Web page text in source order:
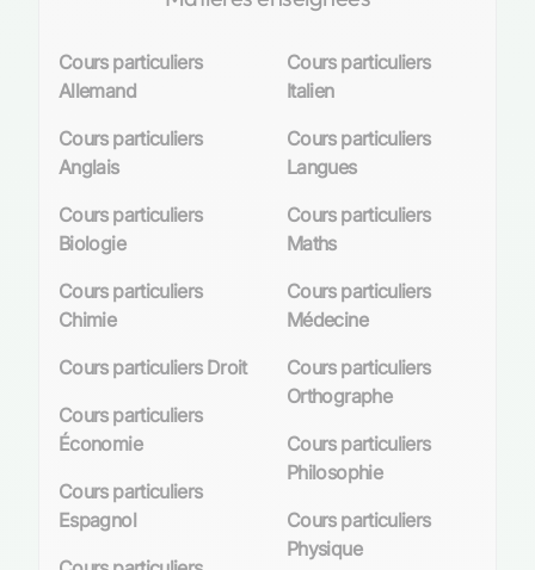
Cours particuliers
Allemand
Cours particuliers
Anglais
Cours particuliers
Biologie
Cours particuliers
Chimie
Cours particuliers Droit
Cours particuliers
Économie
Cours particuliers
Espagnol
Cours particuliers
Italien
Cours particuliers
Langues
Cours particuliers
Maths
Cours particuliers
Médecine
Cours particuliers
Orthographe
Cours particuliers
Philosophie
Cours particuliers
Physique